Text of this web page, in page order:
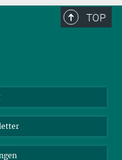
TOP